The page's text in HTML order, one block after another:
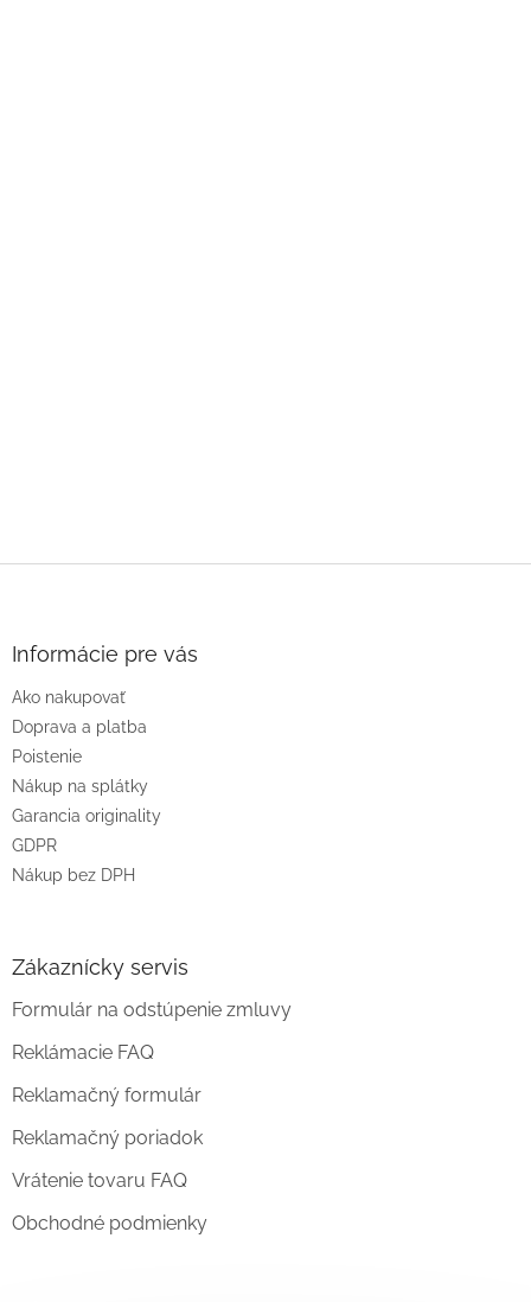
Informácie pre vás
Ako nakupovať
Doprava a platba
Poistenie
Nákup na splátky
Garancia originality
GDPR
Nákup bez DPH
Zákaznícky servis
Formulár na odstúpenie zmluvy
Reklámacie FAQ
Reklamačný formulár
Reklamačný poriadok
Vrátenie tovaru FAQ
Obchodné podmienky